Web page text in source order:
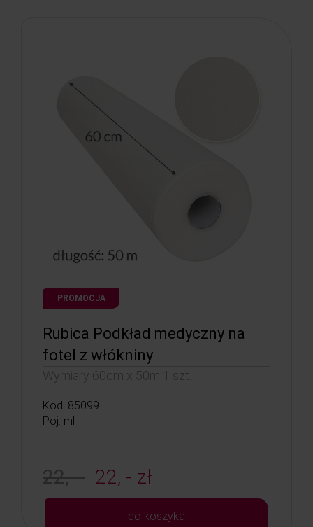
PROMOCJA
Rubica Podkład medyczny na
fotel z włókniny
Wymiary 60cm x 50m 1 szt.
Kod: 85099
Poj: ml
22, - 22, - zł
do koszyka